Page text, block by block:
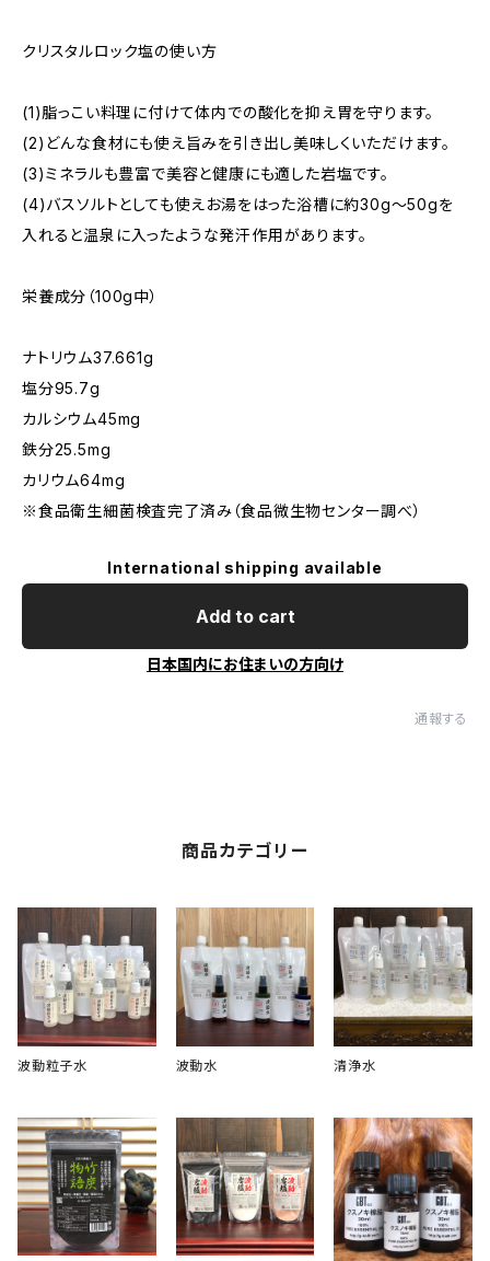
クリスタルロック塩の使い方
(1)脂っこい料理に付けて体内での酸化を抑え胃を守ります。
(2)どんな食材にも使え旨みを引き出し美味しくいただけます。
(3)ミネラルも豊富で美容と健康にも適した岩塩です。
(4)バスソルトとしても使えお湯をはった浴槽に約30g～50gを
入れると温泉に入ったような発汗作用があります。
栄養成分（100g中）
ナトリウム37.661g
塩分95.7g
カルシウム45mg
鉄分25.5mg
カリウム64mg
※食品衛生細菌検査完了済み（食品微生物センター調べ）
International shipping available
Add to cart
日本国内にお住まいの方向け
通報する
商品カテゴリー
波動粒子水 波動水 清浄水